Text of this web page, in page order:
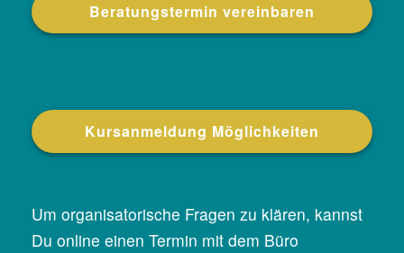
Beratungstermin vereinbaren
Kursanmeldung Möglichkeiten
Um organisatorische Fragen zu klären, kannst
Du online einen Termin mit dem Büro